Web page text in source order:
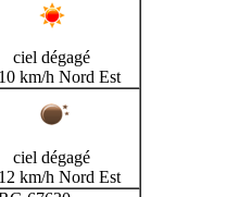
ciel dégagé
km/h Nord Est
ciel dégagé
km/h Nord Est